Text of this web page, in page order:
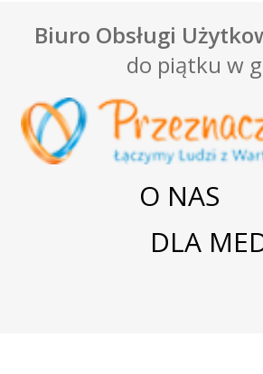
Biuro Obsługi
do piątku w
O NAS
DLA